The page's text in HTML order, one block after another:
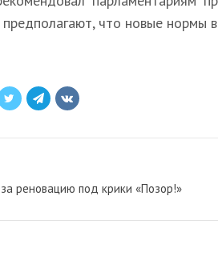
что новые нормы
реновацию под крики «Позор!»